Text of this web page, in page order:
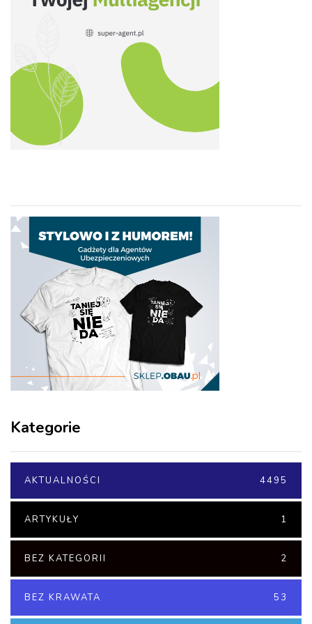
Kategorie
AKTUALNOŚCI 4495
ARTYKUŁY 1
BEZ KATEGORII 2
BEZ KRAWATA 53